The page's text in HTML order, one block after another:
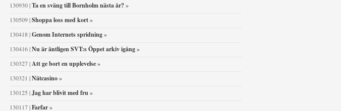
130930 |Ta en sväng till Bornholm nästa år?»
130509 |Shoppa loss med kort»
130418 |Genom Internets spridning»
130416 |Nu är äntligen SVT:s Öppet arkiv igång»
130327 |Att ge bort en upplevelse»
130321 |Nätcasino»
130125 |Jag har blivit med fru»
130117 |Farfar»